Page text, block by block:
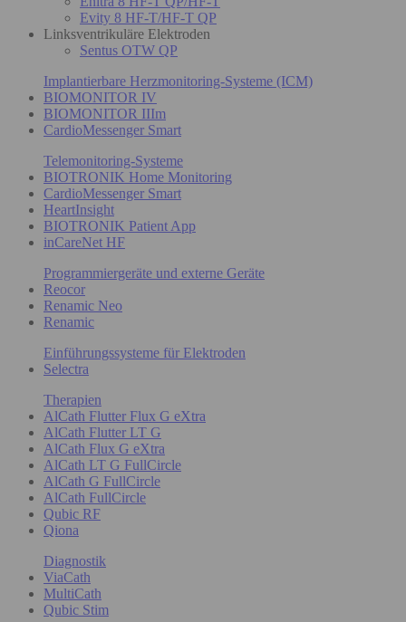
Evity 8 HF-T/HF-T QP
Linksventrikuläre Elektroden
Sentus OTW QP
Implantierbare Herzmonitoring-Systeme (ICM)
BIOMONITOR IV
BIOMONITOR IIIm
CardioMessenger Smart
Telemonitoring-Systeme
BIOTRONIK Home Monitoring
CardioMessenger Smart
HeartInsight
BIOTRONIK Patient App
inCareNet HF
Programmiergeräte und externe Geräte
Reocor
Renamic Neo
Renamic
Einführungssysteme für Elektroden
Selectra
Therapien
AlCath Flutter Flux G eXtra
AlCath Flutter LT G
AlCath Flux G eXtra
AlCath LT G FullCircle
AlCath G FullCircle
AlCath FullCircle
Qubic RF
Qiona
Diagnostik
ViaCath
MultiCath
Qubic Stim